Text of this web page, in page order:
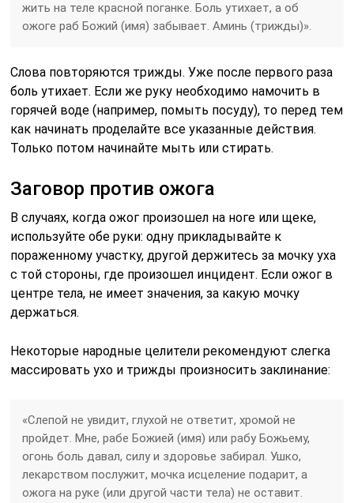
жить на теле красной поганке. Боль утихает, а об
ожоге раб Божий (имя) забывает. Аминь (трижды)».
Слова повторяются трижды. Уже после первого раза
боль утихает. Если же руку необходимо намочить в
горячей воде (например, помыть посуду), то перед тем
как начинать проделайте все указанные действия.
Только потом начинайте мыть или стирать.
Заговор против ожога
В случаях, когда ожог произошел на ноге или щеке,
используйте обе руки: одну прикладывайте к
пораженному участку, другой держитесь за мочку уха
с той стороны, где произошел инцидент. Если ожог в
центре тела, не имеет значения, за какую мочку
держаться.
Некоторые народные целители рекомендуют слегка
массировать ухо и трижды произносить заклинание:
«Слепой не увидит, глухой не ответит, хромой не
пройдет. Мне, рабе Божией (имя) или рабу Божьему,
огонь боль давал, силу и здоровье забирал. Ушко,
лекарством послужит, мочка исцеление подарит, а
ожога на руке (или другой части тела) не оставит.